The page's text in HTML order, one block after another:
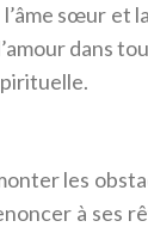
sœur et
dans
les
à ses